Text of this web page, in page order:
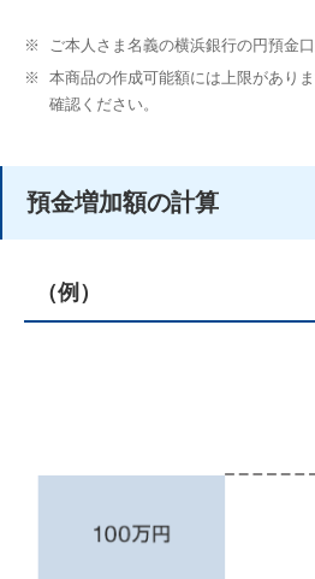
※
ご本人さま名義の横浜銀行の円預金口
※
本商品の作成可能額には上限があり
確認ください。
預金増加額の計算
（例）